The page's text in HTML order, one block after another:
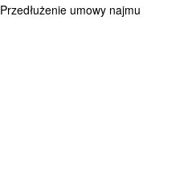
Przedłużenie umowy najmu